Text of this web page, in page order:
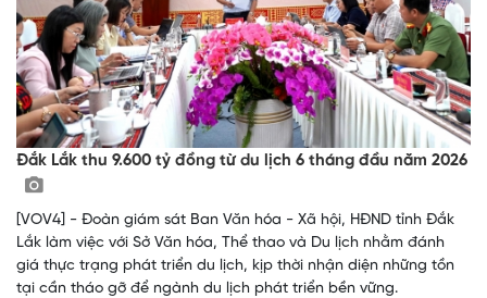
Đắk Lắk thu 9.600 tỷ đồng từ du lịch 6 tháng đầu năm 2026
[VOV4] - Đoàn giám sát Ban Văn hóa - Xã hội, HĐND tỉnh Đắk
Lắk làm việc với Sở Văn hóa, Thể thao và Du lịch nhằm đánh
giá thực trạng phát triển du lịch, kịp thời nhận diện những tồn
tại cần tháo gỡ để ngành du lịch phát triển bền vững.